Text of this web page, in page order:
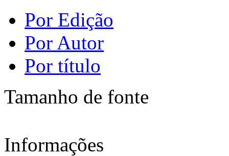
Por Edição
Por Autor
Por título
Tamanho de fonte
Informações